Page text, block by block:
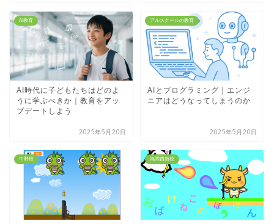
AI教育
AI時代に子どもたちはどのよ
うに学ぶべきか｜教育をアッ
プデートしよう
2025年5月20日
アルスクールの教育
AIとプログラミング｜エンジ
ニアはどうなってしまうのか
2025年5月20日
中野校 福岡西新校